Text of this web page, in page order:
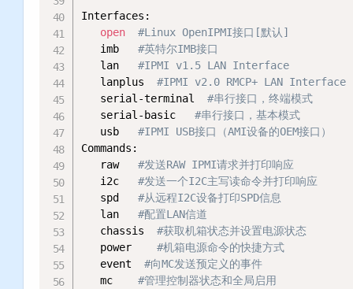
Interfaces:
open
#Linux OpenIPMI接口[默认]
   imb
#英特尔IMB接口
   lan
#IPMI v1.5 LAN Interface
   lanplus
#IPMI v2.0 RMCP+ LAN Interface
   serial-terminal
#串行接口，终端模式
   serial-basic
#串行接口，基本模式
   usb
#IPMI USB接口（AMI设备的OEM接口）
Commands:
   raw
#发送RAW IPMI请求并打印响应
   i2c
#发送一个I2C主写读命令并打印响应
   spd
#从远程I2C设备打印SPD信息
   lan
#配置LAN信道
   chassis
#获取机箱状态并设置电源状态
   power
#机箱电源命令的快捷方式
   event
#向MC发送预定义的事件
   mc
#管理控制器状态和全局启用